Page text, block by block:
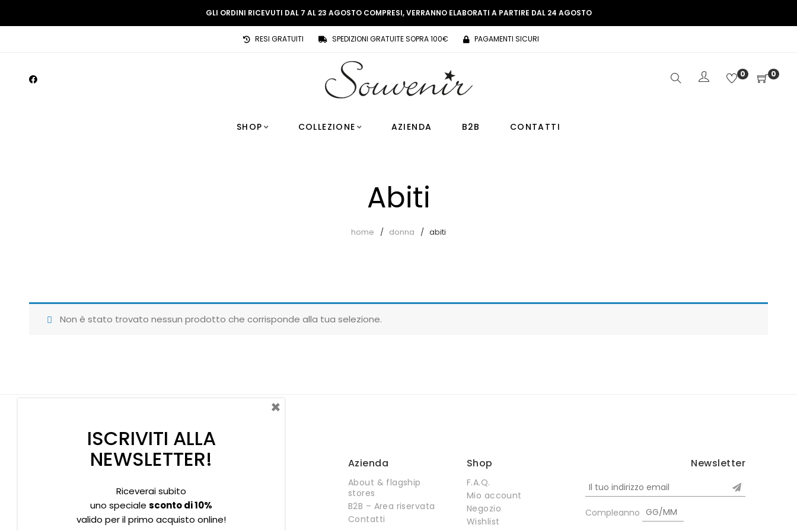
GLI ORDINI RICEVUTI DAL 7 AL 23 AGOSTO COMPRESI, VERRANNO ELABORATI A PARTIRE DAL 24 AGOSTO
RESI GRATUITI SPEDIZIONI GRATUITE SOPRA 100€ PAGAMENTI SICURI
0 0
SHOP COLLEZIONE AZIENDA B2B CONTATTI
Abiti
home donna abiti
Non è stato trovato nessun prodotto che corrisponde alla tua selezione.
Privacy policy Informativa Cookies
Azienda
About & flagship
stores
B2B – Area riservata
Contatti
Shop
F.A.Q.
Mio account
Negozio
Wishlist
Newsletter
Compleanno
ISCRIVITI ALLA
NEWSLETTER!
Riceverai subito
uno speciale sconto di 10%
valido per il primo acquisto online!
×